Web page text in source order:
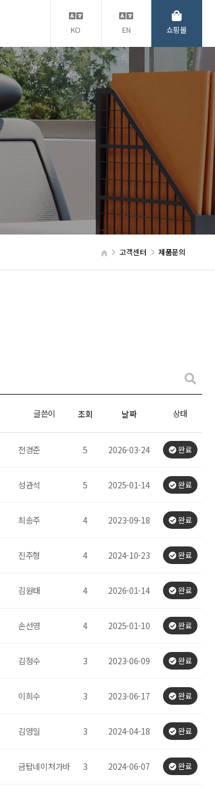
KO EN 쇼핑몰
고객센터 제품문의
글쓴이 조회 날짜 상태
전경준 5 2026-03-24 완료
성관석 5 2025-01-14 완료
최송주 4 2023-09-18 완료
진주형 4 2024-10-23 완료
김원태 4 2026-01-14 완료
손선영 4 2025-01-10 완료
김정수 3 2023-06-09 완료
이희수 3 2023-06-17 완료
김영일 3 2024-04-18 완료
금탑네이처가바 3 2024-06-07 완료